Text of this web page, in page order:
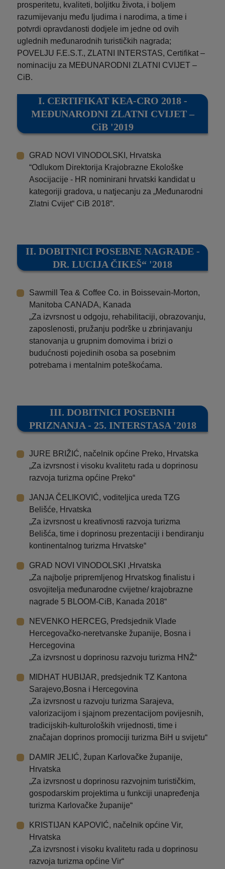
prosperitetu, kvaliteti, boljitku života, i boljem
razumijevanju među ljudima i narodima, a time i
potvrdi opravdanosti dodjele im jedne od ovih
uglednih međunarodnih turističkih nagrada;
POVELJU F.E.S.T., ZLATNI INTERSTAS, Certifikat –
nominaciju za MEĐUNARODNI ZLATNI CVIJET –
CiB.
I. CERTIFIKAT KEA-CRO 2018 -
MEĐUNARODNI ZLATNI CVIJET –
CiB '2019
GRAD NOVI VINODOLSKI, Hrvatska
“Odlukom Direktorija Krajobrazne Ekološke
Asocijacije - HR nominirani hrvatski kandidat u
kategoriji gradova, u natjecanju za „Međunarodni
Zlatni Cvijet“ CiB 2018“.
II. DOBITNICI POSEBNE NAGRADE -
DR. LUCIJA ČIKEŠ“ '2018
Sawmill Tea & Coffee Co. in Boissevain-Morton,
Manitoba CANADA, Kanada
„Za izvrsnost u odgoju, rehabilitaciji, obrazovanju,
zaposlenosti, pružanju podrške u zbrinjavanju
stanovanja u grupnim domovima i brizi o
budućnosti pojedinih osoba sa posebnim
potrebama i mentalnim poteškoćama.
III. DOBITNICI POSEBNIH
PRIZNANJA - 25. INTERSTASA '2018
JURE BRIŽIĆ, načelnik općine Preko, Hrvatska
„Za izvrsnost i visoku kvalitetu rada u doprinosu
razvoja turizma općine Preko“
JANJA ČELIKOVIĆ, voditeljica ureda TZG
Belišće, Hrvatska
„Za izvrsnost u kreativnosti razvoja turizma
Belišća, time i doprinosu prezentaciji i bendiranju
kontinentalnog turizma Hrvatske“
GRAD NOVI VINODOLSKI ,Hrvatska
„Za najbolje pripremljenog Hrvatskog finalistu i
osvojitelja međunarodne cvijetne/ krajobrazne
nagrade 5 BLOOM-CiB, Kanada 2018“
NEVENKO HERCEG, Predsjednik Vlade
Hercegovačko-neretvanske županije, Bosna i
Hercegovina
„Za izvrsnost u doprinosu razvoju turizma HNŽ“
MIDHAT HUBIJAR, predsjednik TZ Kantona
Sarajevo,Bosna i Hercegovina
„Za izvrsnost u razvoju turizma Sarajeva,
valorizacijom i sjajnom prezentacijom povijesnih,
tradicijskih-kulturoloških vrijednosti, time i
značajan doprinos promociji turizma BiH u svijetu“
DAMIR JELIĆ, župan Karlovačke županije,
Hrvatska
„Za izvrsnost u doprinosu razvojnim turističkim,
gospodarskim projektima u funkciji unapređenja
turizma Karlovačke županije“
KRISTIJAN KAPOVIĆ, načelnik općine Vir,
Hrvatska
„Za izvrsnost i visoku kvalitetu rada u doprinosu
razvoja turizma općine Vir“